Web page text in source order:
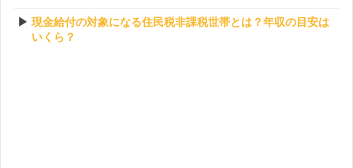
現金給付の対象になる住民税非課税世帯とは？年収の目安は
いくら？